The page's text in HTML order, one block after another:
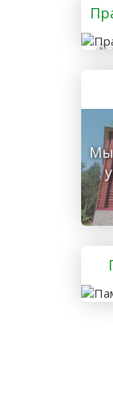
Мы